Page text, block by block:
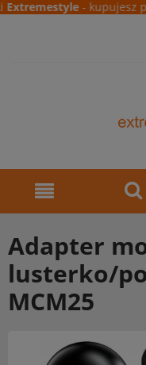
- kupujesz
Adapter
lusterko/
MCM25